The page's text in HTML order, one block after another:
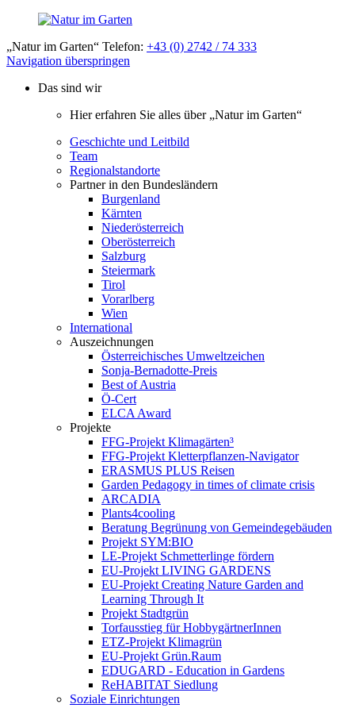
„Natur im Garten“ Telefon: +43 (0) 2742 / 74 333
Navigation überspringen
Das sind wir
Hier erfahren Sie alles über „Natur im Garten“
Geschichte und Leitbild
Team
Regionalstandorte
Partner in den Bundesländern
Burgenland
Kärnten
Niederösterreich
Oberösterreich
Salzburg
Steiermark
Tirol
Vorarlberg
Wien
International
Auszeichnungen
Österreichisches Umweltzeichen
Sonja-Bernadotte-Preis
Best of Austria
Ö-Cert
ELCA Award
Projekte
FFG-Projekt Klimagärten³
FFG-Projekt Kletterpflanzen-Navigator
ERASMUS PLUS Reisen
Garden Pedagogy in times of climate crisis
ARCADIA
Plants4cooling
Beratung Begrünung von Gemeindegebäuden
Projekt SYM:BIO
LE-Projekt Schmetterlinge fördern
EU-Projekt LIVING GARDENS
EU-Projekt Creating Nature Garden and
Learning Through It
Projekt Stadtgrün
Torfausstieg für HobbygärtnerInnen
ETZ-Projekt Klimagrün
EU-Projekt Grün.Raum
EDUGARD - Education in Gardens
ReHABITAT Siedlung
Soziale Einrichtungen